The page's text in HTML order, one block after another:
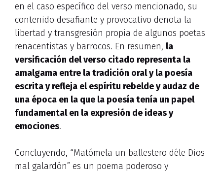
en el caso específico del verso mencionado, su
contenido desafiante y provocativo denota la
libertad y transgresión propia de algunos poetas
renacentistas y barrocos. En resumen, la
versificación del verso citado representa la
amalgama entre la tradición oral y la poesía
escrita y refleja el espíritu rebelde y audaz de
una época en la que la poesía tenía un papel
fundamental en la expresión de ideas y
emociones.
Concluyendo, “Matómela un ballestero déle Dios
mal galardón” es un poema poderoso y